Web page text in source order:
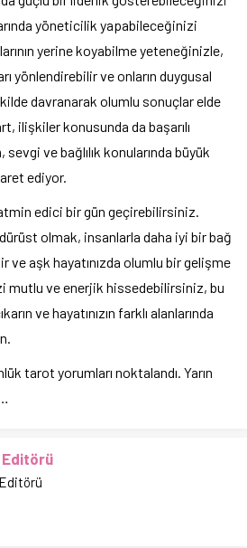
yöneticilik yapabileceğinizi
yerine koyabilme yeteneğinizle,
yönlendirebilir ve onların duygusal
davranarak olumlu sonuçlar elde
ilişkiler konusunda da başarılı
sevgi ve bağlılık konularında büyük
ediyor.
edici bir gün geçirebilirsiniz.
olmak, insanlarla daha iyi bir bağ
ve aşk hayatınızda olumlu bir gelişme
mutlu ve enerjik hissedebilirsiniz, bu
ve hayatınızın farklı alanlarında
tarot yorumları noktalandı. Yarın